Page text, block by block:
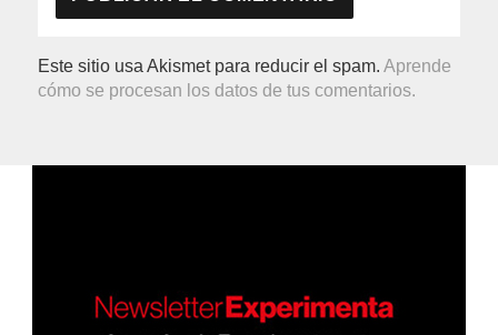
Este sitio usa Akismet para reducir el spam.Aprende
cómo se procesan los datos de tus comentarios.